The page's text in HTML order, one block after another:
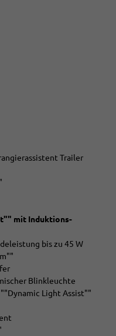
Trailer
mit Induktions-
bis zu 45 W
Blinkleuchte
Light Assist""